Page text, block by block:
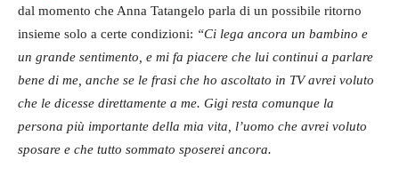
dal momento che Anna Tatangelo parla di un possibile ritorno
insieme solo a certe condizioni: “Ci lega ancora un bambino e
un grande sentimento, e mi fa piacere che lui continui a parlare
bene di me, anche se le frasi che ho ascoltato in TV avrei voluto
che le dicesse direttamente a me. Gigi resta comunque la
persona più importante della mia vita, l’uomo che avrei voluto
sposare e che tutto sommato sposerei ancora.